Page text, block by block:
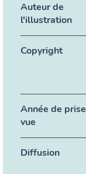
Auteur de
l'illustration
Copyright
Année de
vue
Diffusion